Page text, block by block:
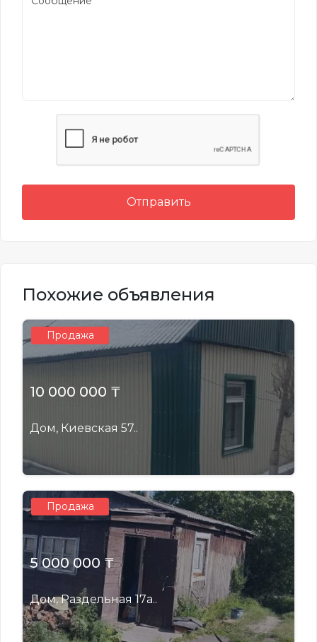
Отправить
Похожие объявления
Продажа
10 000 000 ₸
Дом, Киевская 57..
Продажа
5 000 000 ₸
Дом, Раздельная 17а..